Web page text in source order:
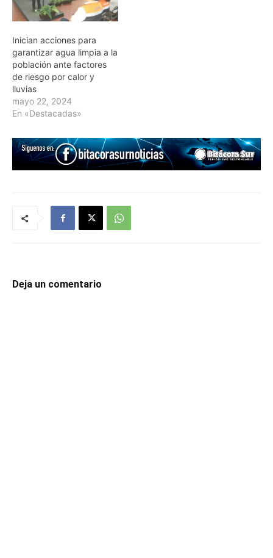
Inician acciones para
garantizar agua limpia a la
población ante factores
de riesgo por calor y
lluvias
mayo 22, 2024
En «Destacadas»
Deja un comentario